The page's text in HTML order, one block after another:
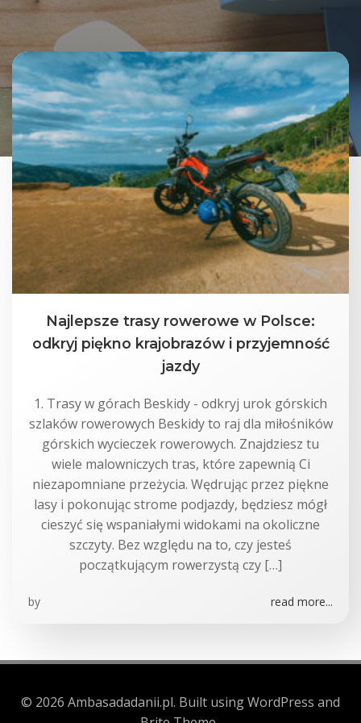
Najlepsze trasy rowerowe w Polsce:
odkryj piękno krajobrazów i przyjemność
jazdy
1. Trasy w górach Beskidy - odkryj urok górskich
szlaków rowerowych Beskidy to raj dla miłośników
górskich wycieczek rowerowych. Znajdziesz tu
wiele malowniczych tras, które zapewnią Ci
niezapomniane przeżycia. Wędrując przez piękne
lasy i pokonując strome podjazdy, będziesz mógł
cieszyć się wspaniałymi widokami na okoliczne
szczyty. Bez względu na to, czy jesteś
początkującym rowerzystą czy […]
by read more...
© 2026 Ambasadadanii.pl. Built using WordPress and